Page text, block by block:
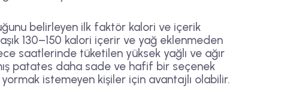
belirleyen ilk faktör kalori ve içerik
130–150 kalori içerir ve yağ eklenmeden
saatlerinde tüketilen yüksek yağlı ve ağır
patates daha sade ve hafif bir seçenek
istemeyen kişiler için avantajlı olabilir.